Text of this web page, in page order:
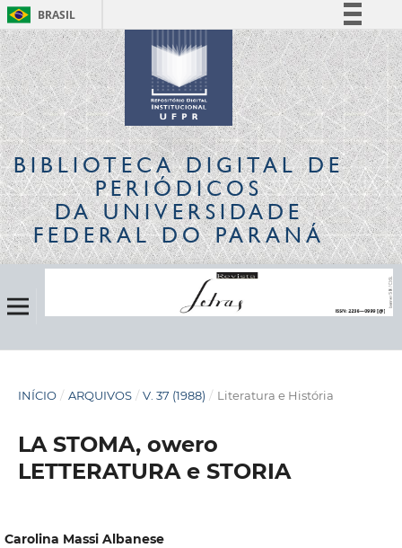
BRASIL
Simplifique!
Comunica BR
Participe
Acesso à informação
Legislação
Canais
BIBLIOTECA DIGITALDE
PERIÓDICOS
DA UNIVERSIDADE
FEDERAL DO PARANÁ
INÍCIO / ARQUIVOS / V. 37 (1988) / Literatura e História
LA STOMA, owero
LETTERATURA e STORIA
Carolina Massi Albanese